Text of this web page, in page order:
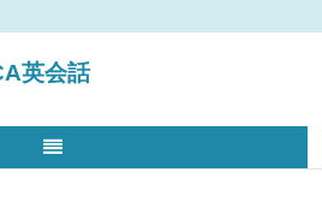
英会話